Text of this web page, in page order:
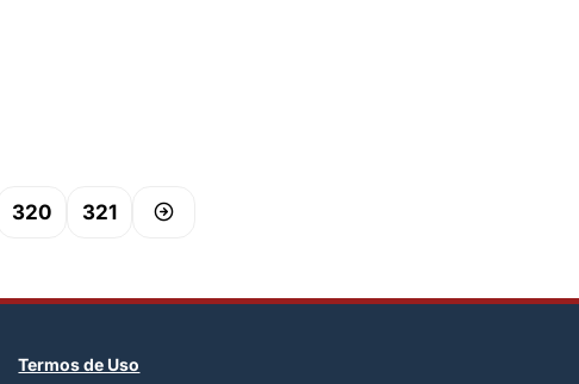
320 321
Termos de Uso